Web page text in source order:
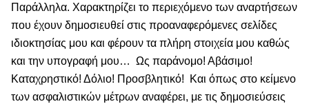
Παράλληλα. Χαρακτηρίζει το περιεχόμενο των αναρτήσεων
που έχουν δημοσιευθεί στις προαναφερόμενες σελίδες
ιδιοκτησίας μου και φέρουν τα πλήρη στοιχεία μου καθώς
και την υπογραφή μου… Ως παράνομο! Αβάσιμο!
Καταχρηστικό! Δόλιο! Προσβλητικό! Και όπως στο κείμενο
των ασφαλιστικών μέτρων αναφέρει, με τις δημοσιεύσεις